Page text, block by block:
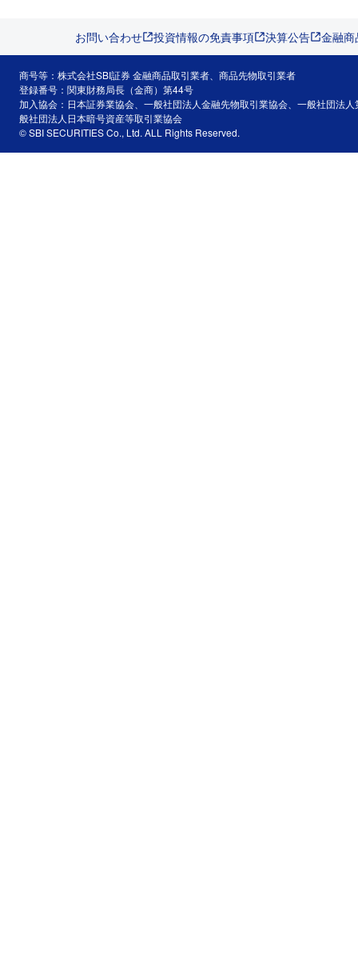
お問い合わせ 投資情報の免責事項 決算公告 金融
商号等：株式会社SBI証券 金融商品取引業者、商品先物取引業者
登録番号：関東財務局長（金商）第44号
加入協会：日本証券業協会、一般社団法人金融先物取引業協会、一般社団法
般社団法人日本暗号資産等取引業協会
© SBI SECURITIES Co., Ltd. ALL Rights Reserved.